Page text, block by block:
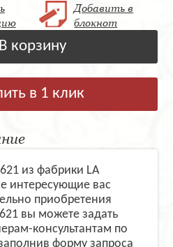
Добавить в
блокнот
В корзину
в 1 клик
из фабрики LA
интересующие вас
приобретения
вы можете задать
консультантам по
форму запроса